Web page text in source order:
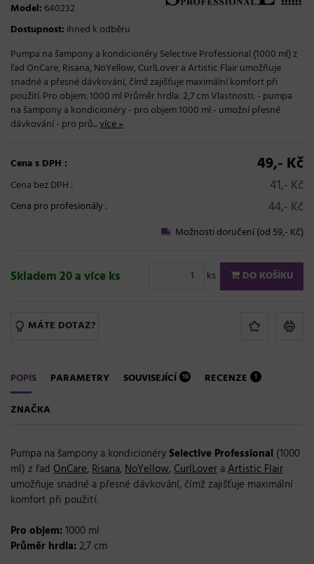
Model: 640232
Dostupnost: ihned k odběru
Pumpa na šampony a kondicionéry Selective Professional (1000 ml) z
řad OnCare, Risana, NoYellow, CurlLover a Artistic Flair umožňuje
snadné a přesné dávkování, čímž zajišťuje maximální komfort při
použití. Pro objem: 1000 ml Průměr hrdla: 2,7 cm Vlastnosti: - pumpa
na šampony a kondicionéry - pro objem 1000 ml - umožní přesné
dávkování - pro prů...více »
Cena s DPH : 49,- Kč
Cena bez DPH : 41,- Kč
Cena pro profesionály: 44,- Kč
Možnosti doručení (od 59,- Kč)
Skladem 20 a více ks ks DO KOŠÍKU
MÁTE DOTAZ?
POPIS PARAMETRY SOUVISEJÍCÍ 19 RECENZE 1
ZNAČKA
Pumpa na šampony a kondicionérySelective Professional (1000
ml) z řad OnCare,Risana,NoYellow,CurlLover aArtistic Flair
umožňuje snadné a přesné dávkování, čímž zajišťuje maximální
komfort při použití.
Pro objem:1000 ml
Průměr hrdla:2,7 cm